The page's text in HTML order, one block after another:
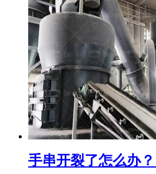
手串开裂了怎么办